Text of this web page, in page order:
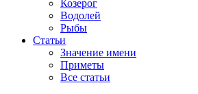
Козерог
Водолей
Рыбы
Статьи
Значение имени
Приметы
Все статьи